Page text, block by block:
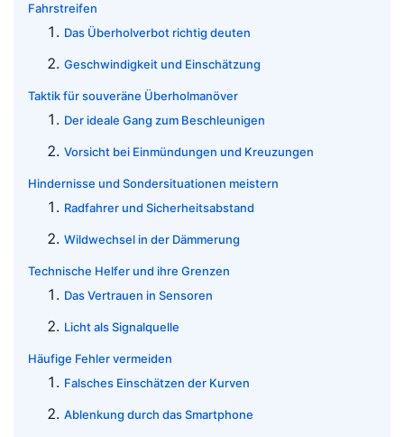
Fahrstreifen
Das Überholverbot richtig deuten
Geschwindigkeit und Einschätzung
Taktik für souveräne Überholmanöver
Der ideale Gang zum Beschleunigen
Vorsicht bei Einmündungen und Kreuzungen
Hindernisse und Sondersituationen meistern
Radfahrer und Sicherheitsabstand
Wildwechsel in der Dämmerung
Technische Helfer und ihre Grenzen
Das Vertrauen in Sensoren
Licht als Signalquelle
Häufige Fehler vermeiden
Falsches Einschätzen der Kurven
Ablenkung durch das Smartphone